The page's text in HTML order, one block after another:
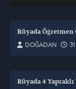
Rüyada Öğretmen
DOĞADAN
Rüyada 4